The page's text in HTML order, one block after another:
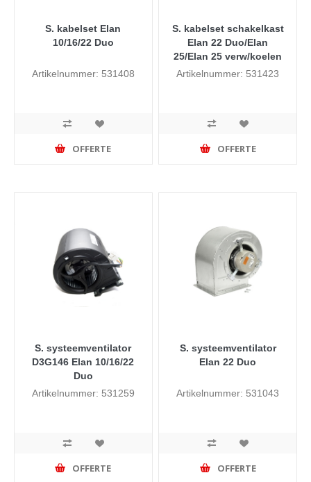
S. kabelset Elan
10/16/22 Duo
Artikelnummer: 531408
OFFERTE
S. kabelset schakelkast
Elan 22 Duo/Elan
25/Elan 25 verw/koelen
Artikelnummer: 531423
OFFERTE
S. systeemventilator
D3G146 Elan 10/16/22
Duo
Artikelnummer: 531259
OFFERTE
S. systeemventilator
Elan 22 Duo
Artikelnummer: 531043
OFFERTE